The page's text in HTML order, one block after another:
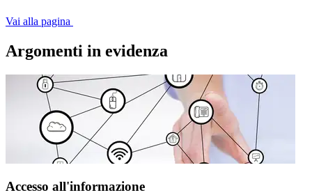
Vai alla pagina
Argomenti in evidenza
Accesso all'informazione